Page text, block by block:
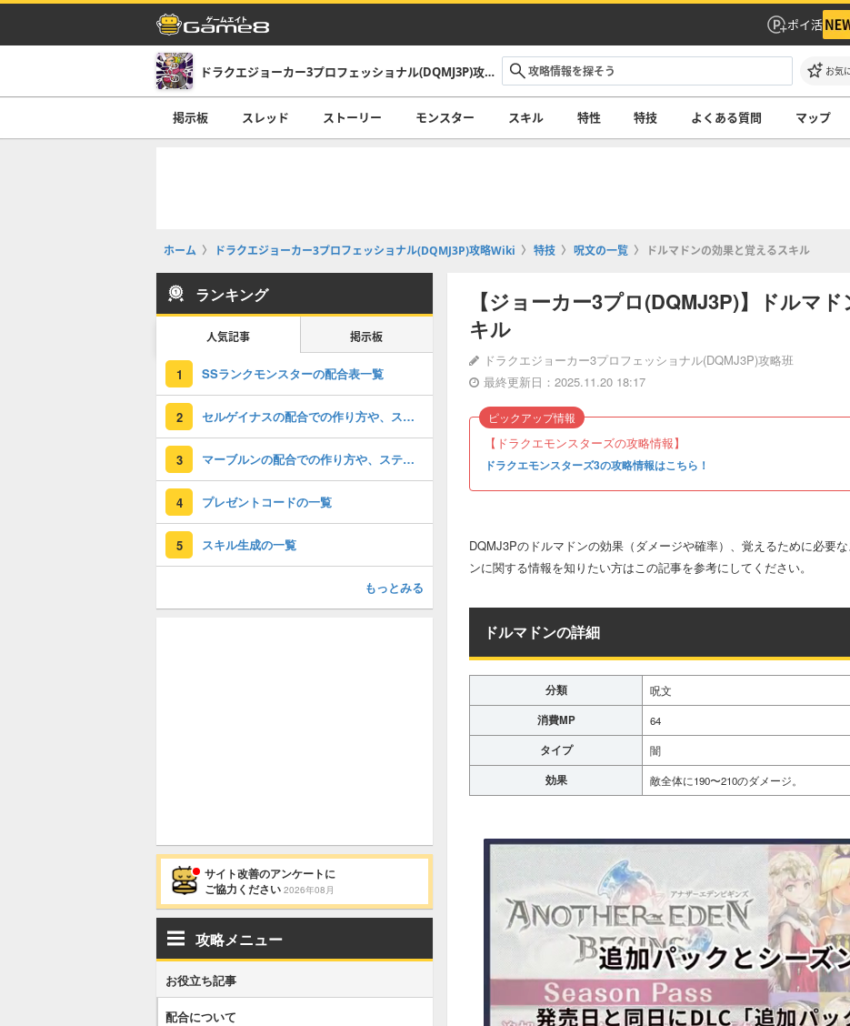
ポイ活
ドラクエジョーカー3プロフェッショナル(DQMJ3P)攻略Wiki お気
掲示板 スレッド ストーリー モンスター スキル 特性 特技 よくある質問 マップ
ホーム ドラクエジョーカー3プロフェッショナル(DQMJ3P)攻略Wiki 特技 呪文の一覧 ドルマドンの効果と覚えるスキル
【ジョーカー3プロ(DQMJ3P)】ドルマ
キル
ドラクエジョーカー3プロフェッショナル(DQMJ3P)攻略班
最終更新日：2025.11.20 18:17
【ドラクエモンスターズの攻略情報】
ドラクエモンスターズ3の攻略情報はこちら！
ピックアップ情報
DQMJ3Pのドルマドンの効果（ダメージや確率）、覚えるために必要
ンに関する情報を知りたい方はこの記事を参考にしてください。
ドルマドンの詳細
分類 呪文
消費MP 64
タイプ 闇
効果 敵全体に190〜210のダメージ。
ランキング
人気記事 掲示板
1 SSランクモンスターの配合表一覧
2 セルゲイナスの配合での作り方や、ステータスのまとめ
3 マーブルンの配合での作り方や、ステータスのまとめ
4 プレゼントコードの一覧
5 スキル生成の一覧
もっとみる
サイト改善のアンケートに
ご協力ください 2026年08月
攻略メニュー
お役立ち記事
配合について